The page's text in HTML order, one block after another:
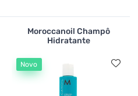
Moroccanoil Champô
Hidratante
Novo